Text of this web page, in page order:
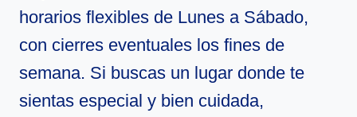
horarios flexibles de Lunes a Sábado,
con cierres eventuales los fines de
semana. Si buscas un lugar donde te
sientas especial y bien cuidada,